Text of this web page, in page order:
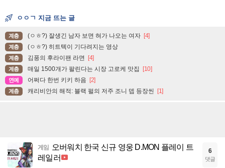
ㅇㅇㄱ 지금 뜨는 글
계층 (ㅇㅎ?) 잘생긴 남자 보면 혀가 나오는 여자 [4]
계층 (ㅇㅎ?) 히트텍이 기다려지는 영상
계층 김풍의 후라이팬 라면 [4]
계층 매일 1500개가 팔린다는 시장 고로케 맛집 [10]
연예 어쩌다 한번 키키 하음 [2]
계층 캐리비안의 해적: 블랙 펄의 저주 조니 뎁 등장씬 [1]
게임 오버워치 한국 신규 영웅 D.MON 플레이 트
레일러
6
댓글